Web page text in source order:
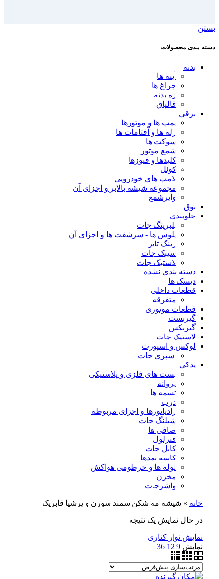
بستن
دسته بندی محصولات
بدنه
آینه ها
چراغ ها
زه بدنه
قالپاق
برقی
پمپ ها و موتورها
رله ها و آفتامات ها
سوکت ها
شمع موتور
کلیدها و فیوزها
کوئل
لامپ های خودرویی
مجموعه شیشه بالابر و اجزای آن
وایرشمع
بوق
جلوبندی
بلبرینگ جات
پلوس ها - سرشفت ها و اجزای آن
رینگ تایر
سیبک جات
لاستیک جات
دسته بندی نشده
دیسک ها
قطعات داخلی
متفرقه
قطعات موتوری
گیربست
گیربکس
لاستیک جات
لوکس و اسپورت
اسپری جات
یدکی
بست های فلزی و پلاستیکی
پروانه
تسمه ها
درب
رادیاتورها و اجزای مربوطه
شیلنگ جات
صافی ها
فنرلول
کابل جات
کاسه نمدها
لوله ها و خرطومی هواکش
مخزن
واشرجات
خانه » شیشه مه شکن سمند سورن و پرشیا فابریک
در حال نمایش یک نتیجه
نمایش نوار کناری
نمایش 9
12
36